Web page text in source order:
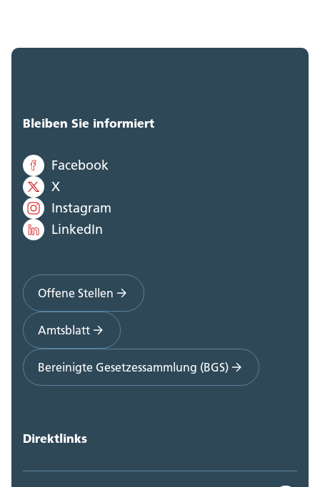
Bleiben Sie informiert
Facebook
X
Instagram
LinkedIn
Offene Stellen
Amtsblatt
Bereinigte Gesetzessammlung (BGS)
Direktlinks